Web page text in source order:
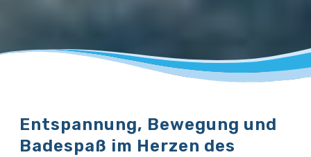
Entspannung, Bewegung und
Badespaß im Herzen des